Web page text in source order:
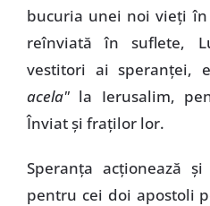
bucuria unei noi vieţi
reînviată în suflete,
vestitori ai speranţei,
acela"la Ierusalim,
Înviat şi fraţilor lor.
Speranţa acţionează
pentru cei doi apostoli